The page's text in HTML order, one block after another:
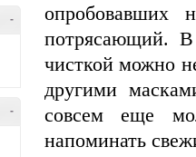
-
-
опробовавших
потрясающий. В
чисткой можно
другими
совсем еще
напоминать